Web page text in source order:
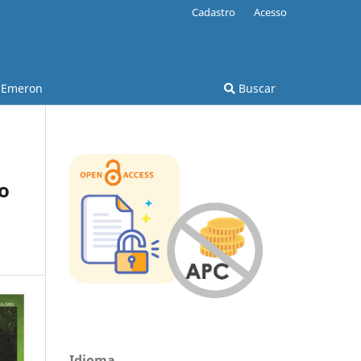
Emeron Buscar
Cadastro Acesso